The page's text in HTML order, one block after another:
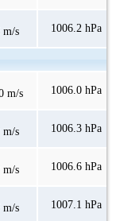
m/s 1006.2 hPa
m/s 1006.0 hPa
m/s 1006.3 hPa
m/s 1006.6 hPa
m/s 1007.1 hPa